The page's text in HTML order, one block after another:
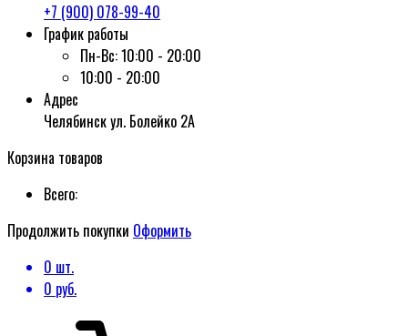
+7 (900) 078-99-40
График работы
Пн-Вс:10:00 - 20:00
10:00 - 20:00
Адрес
Челябинск ул. Болейко 2А
Корзина товаров
Всего:
Продолжить покупки Оформить
0 шт.
0 руб.